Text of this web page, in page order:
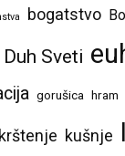
bogatstvo
Duh Sveti
gorušica hram
krštenje kušnje